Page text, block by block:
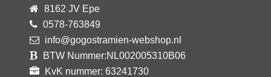
8162 JV Epe
0578-763849
info@gogostramien-webshop.nl
BTW Nummer:NL002005310B06
KvK nummer: 63241730